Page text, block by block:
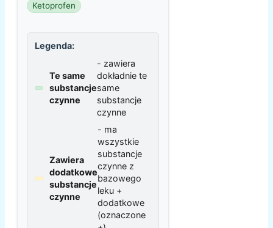
Ketoprofen
Legenda:
Te same
substancje
czynne
- zawiera
dokładnie te
same
substancje
czynne
Zawiera
dodatkowe
substancje
czynne
- ma
wszystkie
substancje
czynne z
bazowego
leku +
dodatkowe
(oznaczone